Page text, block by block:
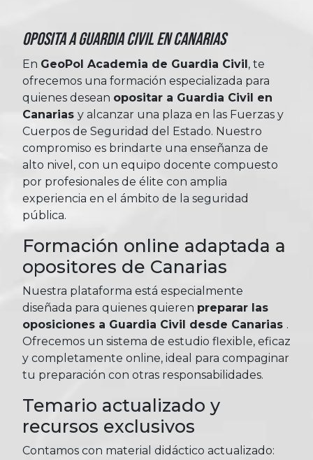
Oposita a Guardia Civil en Canarias
En GeoPol Academia de Guardia Civil , te
ofrecemos una formación especializada para
quienes desean opositar a Guardia Civil en
Canarias y alcanzar una plaza en las Fuerzas y
Cuerpos de Seguridad del Estado. Nuestro
compromiso es brindarte una enseñanza de
alto nivel, con un equipo docente compuesto
por profesionales de élite con amplia
experiencia en el ámbito de la seguridad
pública.
Formación online adaptada a
opositores de Canarias
Nuestra plataforma está especialmente
diseñada para quienes quieren preparar las
oposiciones a Guardia Civil desde Canarias .
Ofrecemos un sistema de estudio flexible, eficaz
y completamente online, ideal para compaginar
tu preparación con otras responsabilidades.
Temario actualizado y
recursos exclusivos
Contamos con material didáctico actualizado: